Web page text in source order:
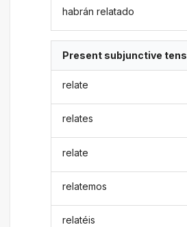
habrán relatado
Present subjunctive
relate
relates
relate
relatemos
relatéis